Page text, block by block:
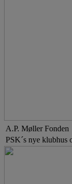
A.P. Møller Fonden
PSK´s nye klubhus